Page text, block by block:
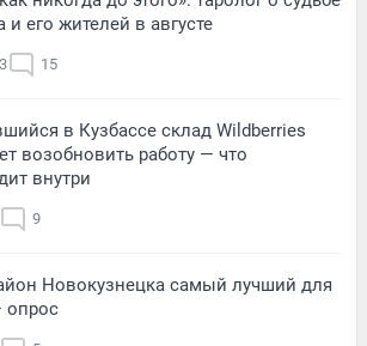
и его жителей в августе
15
в Кузбассе склад Wildberries
возобновить работу — что
внутри
9
Новокузнецка самый лучший для